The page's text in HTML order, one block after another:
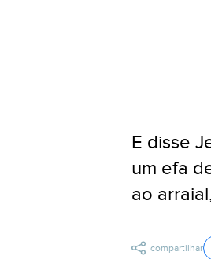
E disse
um efa
ao
compartilhar